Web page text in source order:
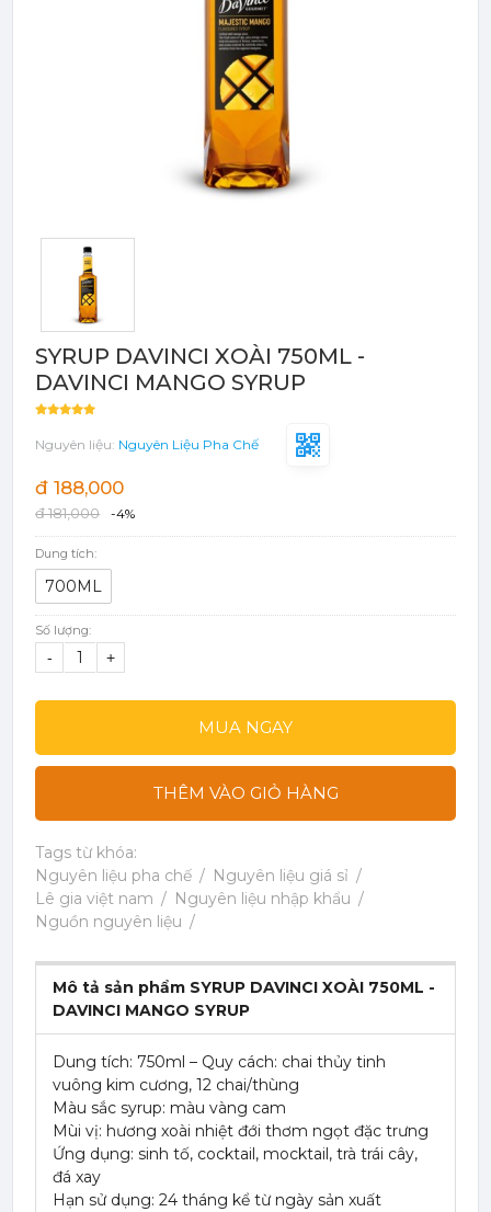
SYRUP DAVINCI XOÀI 750ML -
DAVINCI MANGO SYRUP
Nguyên liệu: Nguyên Liệu Pha Chế
đ 188,000
đ 181,000 -4%
Dung tích:
700ML
Số lượng:
- +
MUA NGAY
THÊM VÀO GIỎ HÀNG
Tags từ khóa:
Nguyên liệu pha chế
Nguyên liệu giá sỉ
Lê gia việt nam
Nguyên liệu nhập khẩu
Nguồn nguyên liệu
Mô tả sản phẩm SYRUP DAVINCI XOÀI 750ML -
DAVINCI MANGO SYRUP
Dung tích: 750ml – Quy cách: chai thủy tinh
vuông kim cương, 12 chai/thùng
Màu sắc syrup: màu vàng cam
Mùi vị: hương xoài nhiệt đới thơm ngọt đặc trưng
Ứng dụng: sinh tố, cocktail, mocktail, trà trái cây,
đá xay
Hạn sử dụng: 24 tháng kể từ ngày sản xuất
TRÁI CÂY ĐÓNG HỘP (CANNED
Đào Ngâm - Trái Cây Hộp
Máy Móc Dụng Cụ
Phụ Kiện Các Loại